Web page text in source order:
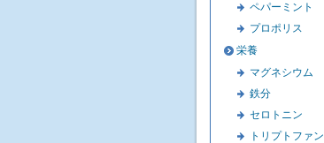
ペパーミント
プロポリス
栄養
マグネシウム
鉄分
セロトニン
トリプトファン